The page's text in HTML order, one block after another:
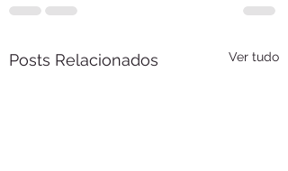
Posts Relacionados Ver tudo